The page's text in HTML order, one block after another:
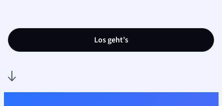
Los geht’s